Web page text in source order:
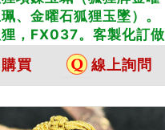
、金曜石狐狸玉墜）。
，FX037。客製化訂做
石狐狸吊墜玉珮項鍊。★
翠寶石保證卡
買 線上詢問